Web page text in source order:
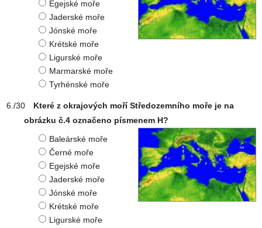
Egejské moře
Jaderské moře
Jónské moře
Krétské moře
Ligurské moře
Marmarské moře
Tyrhénské moře
Které z okrajových moří Středozemního moře je na
obrázku č.4 označeno písmenem H?
Baleárské moře
Černé moře
Egejské moře
Jaderské moře
Jónské moře
Krétské moře
Ligurské moře